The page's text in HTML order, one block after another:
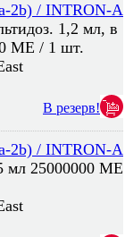
2b) / INTRON-A
1,2 мл, в
МЕ / 1 шт.
В резерв!
2b) / INTRON-A
мл 25000000 МЕ